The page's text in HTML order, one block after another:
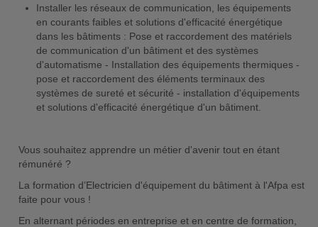
Installer les réseaux de communication, les équipements
en courants faibles et solutions d'efficacité énergétique
dans les bâtiments : Pose et raccordement des matériels
de communication d'un bâtiment et des systèmes
d'automatisme - Installation des équipements thermiques -
pose et raccordement des éléments terminaux des
systèmes de sureté et sécurité - installation d'équipements
et solutions d'efficacité énergétique d'un bâtiment.
Vous souhaitez apprendre un métier d'avenir tout en étant
rémunéré ?
La formation d’Electricien d'équipement du bâtiment à l'Afpa est
faite pour vous !
En alternant périodes en entreprise et en centre de formation,